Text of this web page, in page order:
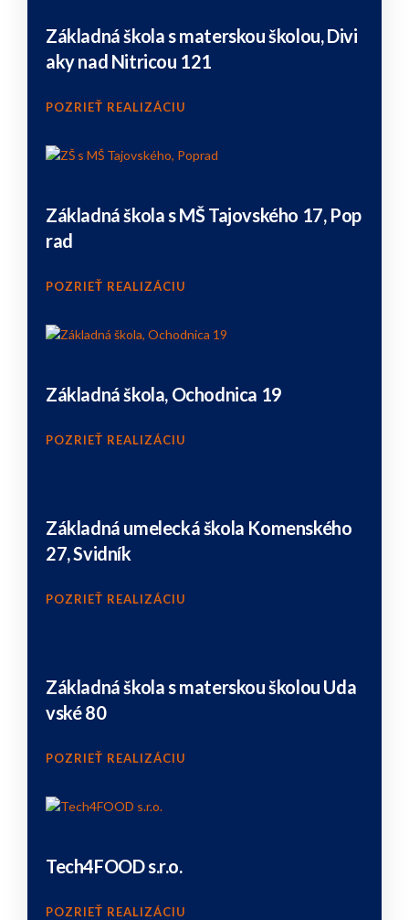
Základná škola s materskou školou, Divi
aky nad Nitricou 121
POZRIEŤ REALIZÁCIU
Základná škola s MŠ Tajovského 17, Pop
rad
POZRIEŤ REALIZÁCIU
Základná škola, Ochodnica 19
POZRIEŤ REALIZÁCIU
Základná umelecká škola Komenského
27, Svidník
POZRIEŤ REALIZÁCIU
Základná škola s materskou školou Uda
vské 80
POZRIEŤ REALIZÁCIU
Tech4FOOD s.r.o.
POZRIEŤ REALIZÁCIU